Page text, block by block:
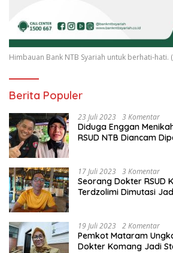
Himbauan Bank NTB Syariah untuk berhati-hati.
Berita Populer
23 Juli 2023 3 Komentar
Diduga Enggan
RSUD NTB Diancam
17 Juli 2023 3 Komentar
Seorang Dokter RSUD
Terdzolimi Dimutasi
19 Juli 2023 2 Komentar
Pemkot Mataram
Dokter Komang Jadi